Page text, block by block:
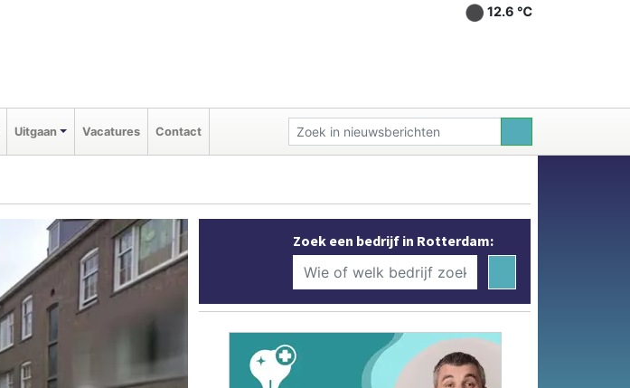
12.6 ℃
Uitgaan Vacatures Contact
Zoek een bedrijf in Rotterdam: